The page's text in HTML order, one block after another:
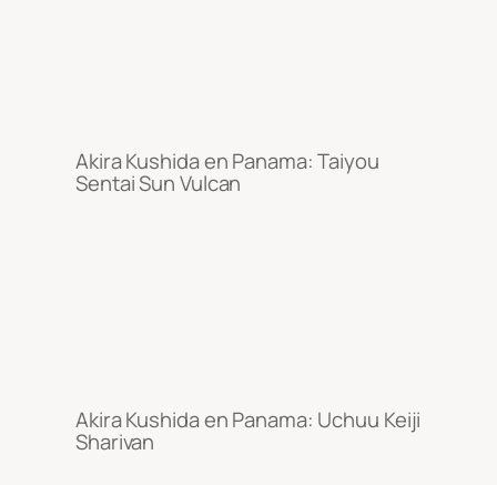
Akira Kushida en Panama: Taiyou
Sentai Sun Vulcan
Akira Kushida en Panama: Uchuu Keiji
Sharivan